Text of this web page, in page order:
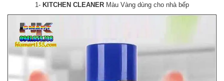
1- KITCHEN CLEANER Màu Vàng dùng cho nhà bếp